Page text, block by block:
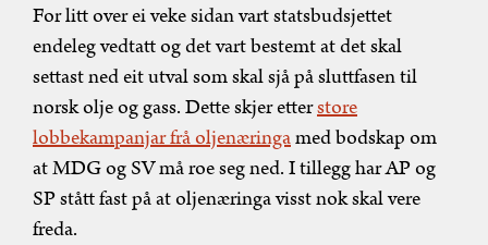
For litt over ei veke sidan vart statsbudsjettet
endeleg vedtatt og det vart bestemt at det skal
settast ned eit utval som skal sjå på sluttfasen til
norsk olje og gass. Dette skjer etterstore
lobbekampanjar frå oljenæringamed bodskap om
at MDG og SV må roe seg ned. I tillegg har AP og
SP stått fast på at oljenæringa visst nok skal vere
freda.